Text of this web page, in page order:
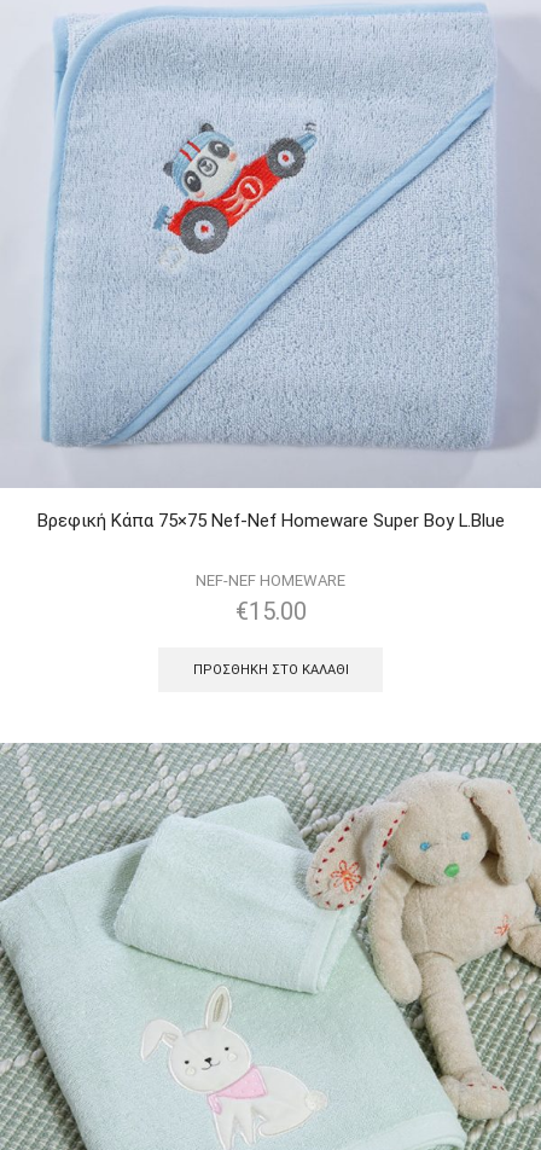
Βρεφική Κάπα 75×75 Nef-Nef Homeware Super Boy L.Blue
NEF-NEF HOMEWARE
€15.00
ΠΡΟΣΘΉΚΗ ΣΤΟ ΚΑΛΆΘΙ